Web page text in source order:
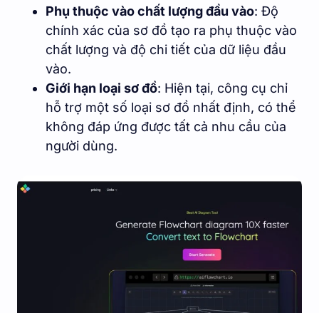
Phụ thuộc vào chất lượng đầu vào: Độ
chính xác của sơ đồ tạo ra phụ thuộc vào
chất lượng và độ chi tiết của dữ liệu đầu
vào.
Giới hạn loại sơ đồ: Hiện tại, công cụ chỉ
hỗ trợ một số loại sơ đồ nhất định, có thể
không đáp ứng được tất cả nhu cầu của
người dùng.